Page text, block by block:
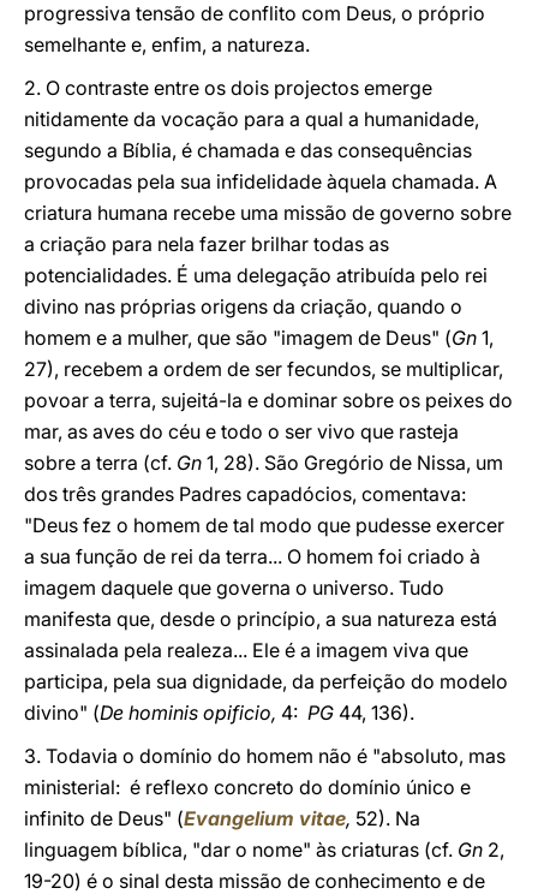
progressiva tensão de conflito com Deus, o próprio
semelhante e, enfim, a natureza.
2. O contraste entre os dois projectos emerge
nitidamente da vocação para a qual a humanidade,
segundo a Bíblia, é chamada e das consequências
provocadas pela sua infidelidade àquela chamada. A
criatura humana recebe uma missão de governo sobre
a criação para nela fazer brilhar todas as
potencialidades. É uma delegação atribuída pelo rei
divino nas próprias origens da criação, quando o
homem e a mulher, que são "imagem de Deus" (Gn 1,
27), recebem a ordem de ser fecundos, se multiplicar,
povoar a terra, sujeitá-la e dominar sobre os peixes do
mar, as aves do céu e todo o ser vivo que rasteja
sobre a terra (cf. Gn 1, 28). São Gregório de Nissa, um
dos três grandes Padres capadócios, comentava:
"Deus fez o homem de tal modo que pudesse exercer
a sua função de rei da terra... O homem foi criado à
imagem daquele que governa o universo. Tudo
manifesta que, desde o princípio, a sua natureza está
assinalada pela realeza... Ele é a imagem viva que
participa, pela sua dignidade, da perfeição do modelo
divino" (De hominis opificio, 4: PG 44, 136).
3. Todavia o domínio do homem não é "absoluto, mas
ministerial: é reflexo concreto do domínio único e
infinito de Deus" (Evangelium vitae, 52). Na
linguagem bíblica, "dar o nome" às criaturas (cf. Gn 2,
19-20) é o sinal desta missão de conhecimento e de